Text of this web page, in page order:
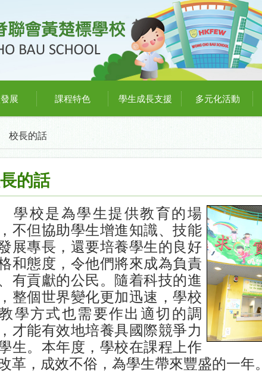
展 課程特色 學生成長支援 多元化活動
校長的話
的話
學校是為學生提供教育的場
不但協助學生增進知識、技能
展專長，還要培養學生的良好
和態度，令他們將來成為負責
有貢獻的公民。隨着科技的進
整個世界變化更加迅速，學校
學方式也需要作出適切的調
才能有效地培養具國際競爭力
生。本年度，學校在課程上作
革，成效不俗，為學生帶來豐盛的一年。